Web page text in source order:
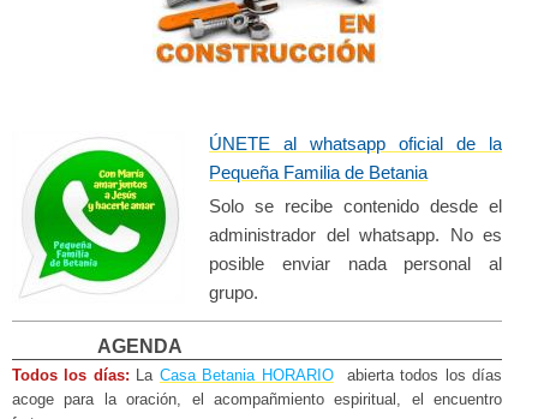
ÚNETE al whatsapp oficial de la
Pequeña Familia de Betania​
Solo se recibe contenido desde el
administrador del whatsapp. No es
posible enviar nada personal al
grupo.
AGENDA
Todos los días: La Casa Betania HORARIOabierta todos los días
acoge para la oración, el acompañmiento espiritual, el encuentro